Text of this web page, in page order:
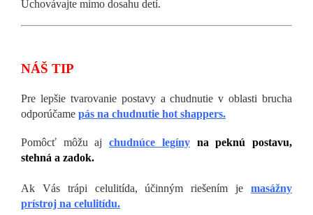
Uchovávajte mimo dosahu detí.
NÁŠ TIP
Pre lepšie tvarovanie postavy a chudnutie v oblasti brucha
odporúčame pás na chudnutie hot shappers.
Pomôcť môžu ajchudnúce legínyna peknú postavu,
stehná a zadok.
Ak Vás trápi celulitída, účinným riešením je masážny
prístroj na celulitídu.